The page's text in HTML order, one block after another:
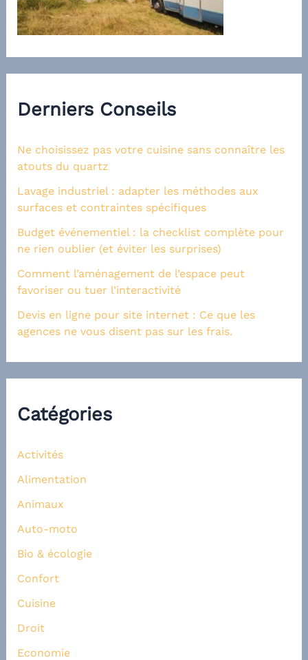
Derniers Conseils
Ne choisissez pas votre cuisine sans connaître les
atouts du quartz
Lavage industriel : adapter les méthodes aux
surfaces et contraintes spécifiques
Budget événementiel : la checklist complète pour
ne rien oublier (et éviter les surprises)
Comment l’aménagement de l’espace peut
favoriser ou tuer l’interactivité
Devis en ligne pour site internet : Ce que les
agences ne vous disent pas sur les frais.
Catégories
Activités
Alimentation
Animaux
Auto-moto
Bio & écologie
Confort
Cuisine
Droit
Economie